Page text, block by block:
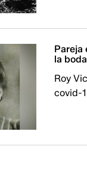
Pareja
la boda
Roy
covid-